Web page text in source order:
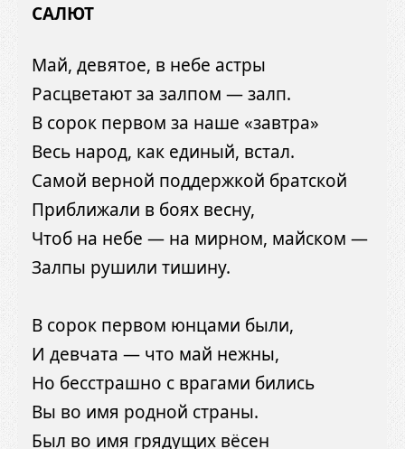
САЛЮТ
Май, девятое, в небе астры
Расцветают за залпом — залп.
В сорок первом за наше «завтра»
Весь народ, как единый, встал.
Самой верной поддержкой братской
Приближали в боях весну,
Чтоб на небе — на мирном, майском —
Залпы рушили тишину.
В сорок первом юнцами были,
И девчата — что май нежны,
Но бесстрашно с врагами бились
Вы во имя родной страны.
Был во имя грядущих вёсен